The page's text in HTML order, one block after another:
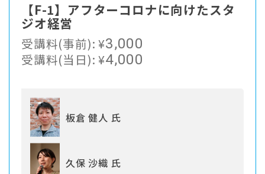
【F-1】アフターコロナに向けたスタ
ジオ経営
受講料(事前):¥3,000
受講料(当日):¥4,000
板倉 健人 氏
久保 沙織 氏